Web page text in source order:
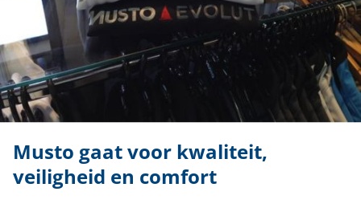
Musto gaat voor kwaliteit,
veiligheid en comfort